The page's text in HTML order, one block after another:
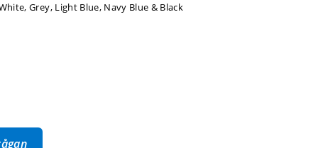
Grey, Light Blue, Navy Blue & Black